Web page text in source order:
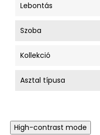
Lebontás
Szoba
Kollekció
Asztal típusa
High-contrast mode